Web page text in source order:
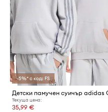
-5%* с код: FS
Текуща цена:
35,99 €